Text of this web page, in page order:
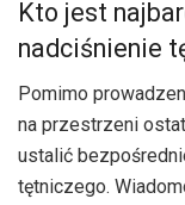
Kto jest
nadciśnienie
Pomimo
na przestrzeni
ustalić
tętniczego.